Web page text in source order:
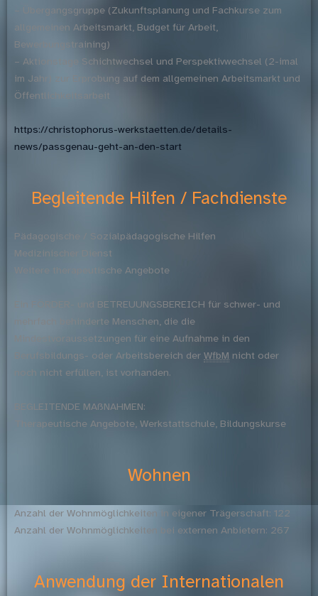
– Übergangsgruppe (Zukunftsplanung und Fachkurse zum
allgemeinen Arbeitsmarkt, Budget für Arbeit,
Bewerbungstraining)
– Aktionstage Schichtwechsel und Perspektivwechsel (2-imal
im Jahr) zur Erprobung auf dem allgemeinen Arbeitsmarkt und
Öffentlichkeitsarbeit
https://christophorus-werkstaetten.de/details-
news/passgenau-geht-an-den-start
Begleitende Hilfen / Fachdienste
Pädagogische / Sozialpädagogische Hilfen
Medizinischer Dienst
Weitere therapeutische Angebote
Ein FÖRDER- und BETREUUNGSBEREICH für schwer- und
mehrfach behinderte Menschen, die die
Mindestvoraussetzungen für eine Aufnahme in den
Berufsbildungs- oder Arbeitsbereich der WfbM nicht oder
noch nicht erfüllen, ist vorhanden.
BEGLEITENDE MAßNAHMEN:
Therapeutische Angebote, Werkstattschule, Bildungskurse
Wohnen
Anzahl der Wohnmöglichkeiten in eigener Trägerschaft: 122
Anzahl der Wohnmöglichkeiten bei externen Anbietern: 267
Anwendung der Internationalen